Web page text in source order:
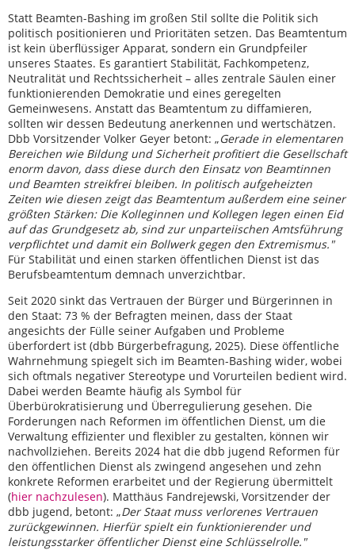
Statt Beamten-Bashing im großen Stil sollte die Politik sich
politisch positionieren und Prioritäten setzen. Das Beamtentum
ist kein überflüssiger Apparat, sondern ein Grundpfeiler
unseres Staates. Es garantiert Stabilität, Fachkompetenz,
Neutralität und Rechtssicherheit – alles zentrale Säulen einer
funktionierenden Demokratie und eines geregelten
Gemeinwesens. Anstatt das Beamtentum zu diffamieren,
sollten wir dessen Bedeutung anerkennen und wertschätzen.
Dbb Vorsitzender Volker Geyer betont: „Gerade in elementaren
Bereichen wie Bildung und Sicherheit profitiert die Gesellschaft
enorm davon, dass diese durch den Einsatz von Beamtinnen
und Beamten streikfrei bleiben. In politisch aufgeheizten
Zeiten wie diesen zeigt das Beamtentum außerdem eine seiner
größten Stärken: Die Kolleginnen und Kollegen legen einen Eid
auf das Grundgesetz ab, sind zur unparteiischen Amtsführung
verpflichtet und damit ein Bollwerk gegen den Extremismus."
Für Stabilität und einen starken öffentlichen Dienst ist das
Berufsbeamtentum demnach unverzichtbar.
Seit 2020 sinkt das Vertrauen der Bürger und Bürgerinnen in
den Staat: 73 % der Befragten meinen, dass der Staat
angesichts der Fülle seiner Aufgaben und Probleme
überfordert ist (dbb Bürgerbefragung, 2025). Diese öffentliche
Wahrnehmung spiegelt sich im Beamten-Bashing wider, wobei
sich oftmals negativer Stereotype und Vorurteilen bedient wird.
Dabei werden Beamte häufig als Symbol für
Überbürokratisierung und Überregulierung gesehen. Die
Forderungen nach Reformen im öffentlichen Dienst, um die
Verwaltung effizienter und flexibler zu gestalten, können wir
nachvollziehen. Bereits 2024 hat die dbb jugend Reformen für
den öffentlichen Dienst als zwingend angesehen und zehn
konkrete Reformen erarbeitet und der Regierung übermittelt
(hier nachzulesen). Matthäus Fandrejewski, Vorsitzender der
dbb jugend, betont: „Der Staat muss verlorenes Vertrauen
zurückgewinnen. Hierfür spielt ein funktionierender und
leistungsstarker öffentlicher Dienst eine Schlüsselrolle."